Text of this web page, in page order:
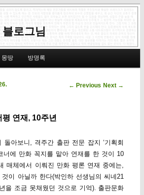
로그님
몽땅 방명록
Post navigation
← Previous Next →
연재, 10주년
아보니, 격주간 출판 전문 잡지 ‘기획회
너에 만화 꼭지를 맡아 연재를 한 것이 10
매체에서 이뤄진 만화 평론 연재 중에는,
이 아닐까 한다(박인하 선생님의 씨네21
을 조금 못채웠던 것으로 기억). 출판문화